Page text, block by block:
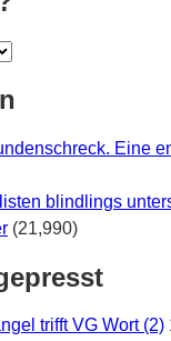
Eine
blindlings
(21,990)
trifft VG Wort (2)